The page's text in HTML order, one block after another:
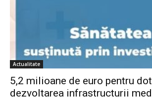
Actualitate
5,2 milioane de euro pentru
dezvoltarea infrastructurii